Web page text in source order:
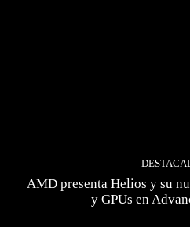
AMD presenta Helios y su
y GPUs en